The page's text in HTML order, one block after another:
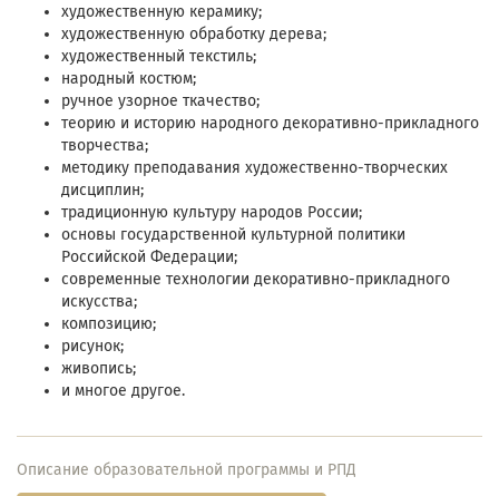
художественную керамику;
художественную обработку дерева;
художественный текстиль;
народный костюм;
ручное узорное ткачество;
теорию и историю народного декоративно-прикладного
творчества;
методику преподавания художественно-творческих
дисциплин;
традиционную культуру народов России;
основы государственной культурной политики
Российской Федерации;
современные технологии декоративно-прикладного
искусства;
композицию;
рисунок;
живопись;
и многое другое.
Описание образовательной программы и РПД